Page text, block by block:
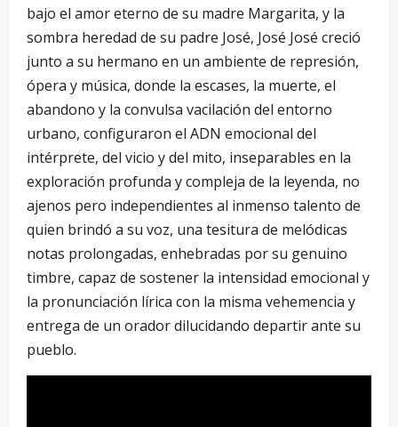
bajo el amor eterno de su madre Margarita, y la
sombra heredad de su padre José, José José creció
junto a su hermano en un ambiente de represión,
ópera y música, donde la escases, la muerte, el
abandono y la convulsa vacilación del entorno
urbano, configuraron el ADN emocional del
intérprete, del vicio y del mito, inseparables en la
exploración profunda y compleja de la leyenda, no
ajenos pero independientes al inmenso talento de
quien brindó a su voz, una tesitura de melódicas
notas prolongadas, enhebradas por su genuino
timbre, capaz de sostener la intensidad emocional y
la pronunciación lírica con la misma vehemencia y
entrega de un orador dilucidando departir ante su
pueblo.